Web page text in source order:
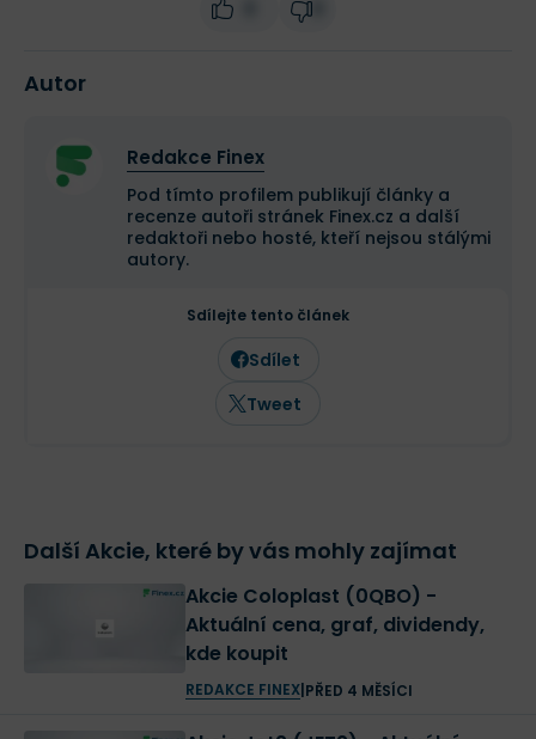
Autor
Redakce Finex
Pod tímto profilem publikují články a
recenze autoři stránek Finex.cz a další
redaktoři nebo hosté, kteří nejsou stálými
autory.
Sdílejte tento článek
Sdílet
Tweet
Další Akcie, které by vás mohly zajímat
Akcie Coloplast (0QBO) -
Aktuální cena, graf, dividendy,
kde koupit
REDAKCE FINEX| PŘED 4 MĚSÍCI